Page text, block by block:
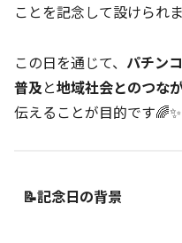
ことを記念して設けられ
この日を通じて、 パチン
普及と地域社会とのつな
伝えることが目的です🌈✨
📝記念日の背景